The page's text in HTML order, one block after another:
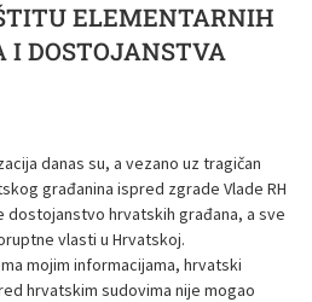
ELEMENTARNIH
I DOSTOJANSTVA
danas su, a vezano uz tragičan
građanina ispred zgrade Vlade RH
dostojanstvo hrvatskih građana, a sve
vlasti u Hrvatskoj.
mojim informacijama, hrvatski
hrvatskim sudovima nije mogao